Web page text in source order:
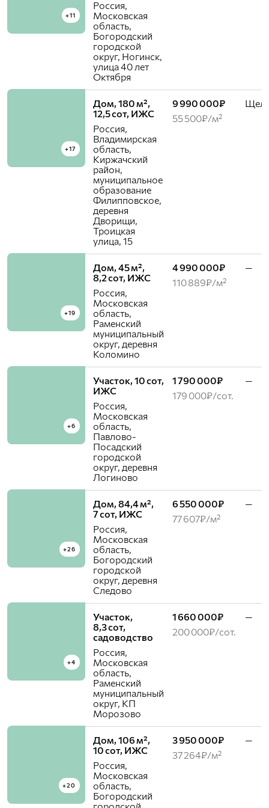
+11
Россия,
Московская
область,
Богородский
городской
округ, Ногинск,
улица 40 лет
Октября
+17
Дом, 180 м²,
12,5 сот, ИЖС
Россия,
Владимирская
область,
Киржачский
район,
муниципальное
образование
Филипповское,
деревня
Дворищи,
Троицкая
улица, 15
9 990 000₽
55 500₽/м²
+19
Дом, 45 м²,
8,2 сот, ИЖС
Россия,
Московская
область,
Раменский
муниципальный
округ, деревня
Коломино
4 990 000₽
110 889₽/м²
—
+6
Участок, 10 сот,
ИЖС
Россия,
Московская
область,
Павлово-
Посадский
городской
округ, деревня
Логиново
1 790 000₽
179 000₽/сот.
—
+26
Дом, 84,4 м²,
7 сот, ИЖС
Россия,
Московская
область,
Богородский
городской
округ, деревня
Следово
6 550 000₽
77 607₽/м²
—
+4
Участок,
8,3 сот,
садоводство
Россия,
Московская
область,
Раменский
муниципальный
округ, КП
Морозово
1 660 000₽
200 000₽/сот.
—
+20
Дом, 106 м²,
10 сот, ИЖС
Россия,
Московская
область,
Богородский
3 950 000₽
37 264₽/м²
—